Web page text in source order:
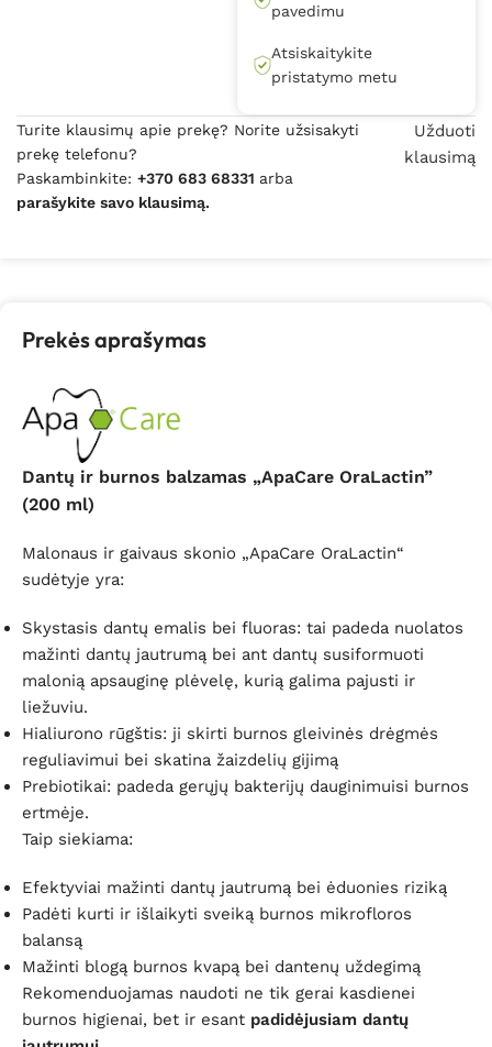
pavedimu
Atsiskaitykite
pristatymo metu
Turite klausimų apie prekę? Norite užsisakyti
prekę telefonu?
Paskambinkite: +370 683 68331 arba
parašykite savo klausimą.
Užduoti
klausimą
Prekės aprašymas
Dantų ir burnos balzamas „ApaCare OraLactin”
(200 ml)
Malonaus ir gaivaus skonio „ApaCare OraLactin“
sudėtyje yra:
Skystasis dantų emalis bei fluoras: tai padeda nuolatos
mažinti dantų jautrumą bei ant dantų susiformuoti
malonią apsauginę plėvelę, kurią galima pajusti ir
liežuviu.
Hialiurono rūgštis: ji skirti burnos gleivinės drėgmės
reguliavimui bei skatina žaizdelių gijimą
Prebiotikai: padeda gerųjų bakterijų dauginimuisi burnos
ertmėje.
Taip siekiama:
Efektyviai mažinti dantų jautrumą bei ėduonies riziką
Padėti kurti ir išlaikyti sveiką burnos mikrofloros
balansą
Mažinti blogą burnos kvapą bei dantenų uždegimą
Rekomenduojamas naudoti ne tik gerai kasdienei
burnos higienai, bet ir esant padidėjusiam dantų